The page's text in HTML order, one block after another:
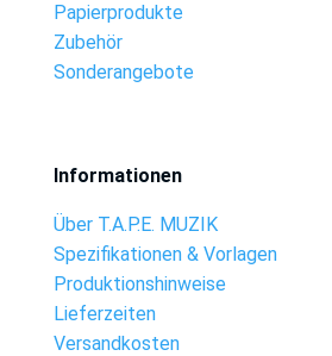
Papierprodukte
Zubehör
Sonderangebote
Informationen
Über T.A.P.E. MUZIK
Spezifikationen & Vorlagen
Produktionshinweise
Lieferzeiten
Versandkosten